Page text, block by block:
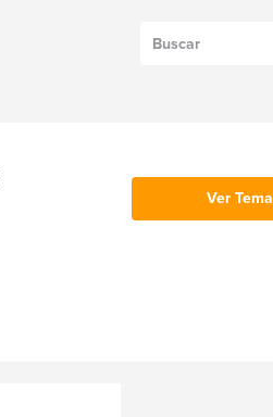
Ver Tema